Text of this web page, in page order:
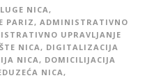
NICA ,
PARIZ , ADMINISTRATIVNO
UPRAVLJANJE
NICA , DIGITALIZACIJA
NICA , DOMICILIJACIJA
NICA ,